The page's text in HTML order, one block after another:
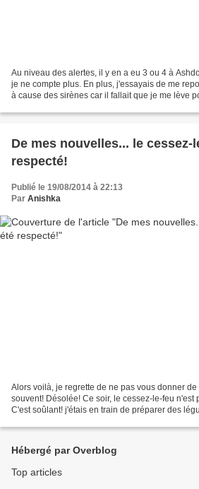
Au niveau des alertes, il y en a eu 3 ou 4 à
je ne compte plus. En plus, j'essayais de me
à cause des sirènes car il fallait que je me lève
De mes nouvelles... le cessez-
respecté!
Publié le 19/08/2014 à 22:13
Par Anishka
Alors voilà, je regrette de ne pas vous donner
souvent! Désolée! Ce soir, le cessez-le-feu n'est
C'est soûlant! j'étais en train de préparer des
Hébergé par Overblog
Top articles